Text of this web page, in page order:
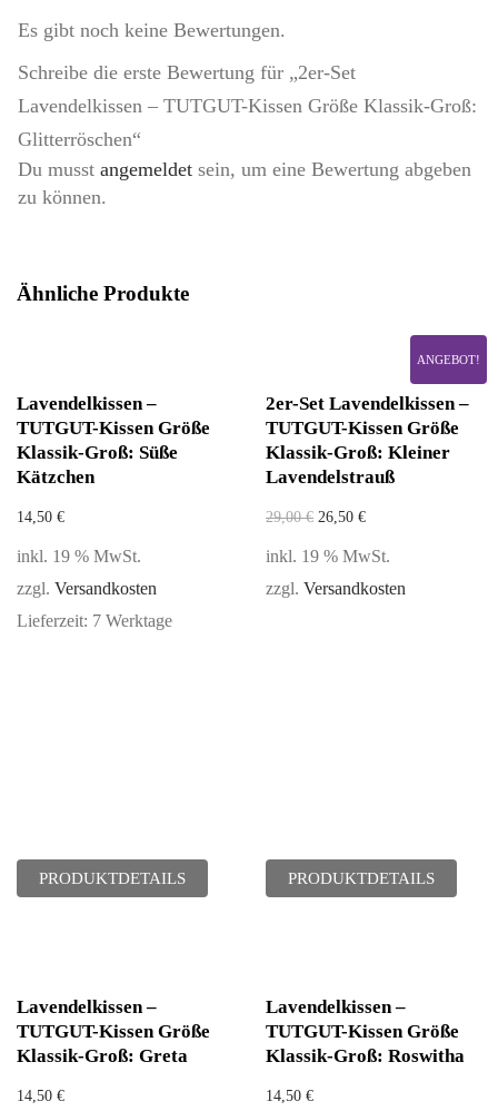
Es gibt noch keine Bewertungen.
Schreibe die erste Bewertung für „2er-Set
Lavendelkissen – TUTGUT-Kissen Größe Klassik-Groß:
Glitterröschen“
Du musst angemeldet sein, um eine Bewertung abgeben
zu können.
Ähnliche Produkte
Lavendelkissen –
TUTGUT-Kissen Größe
Klassik-Groß: Süße
Kätzchen
14,50 €
inkl. 19 % MwSt.
zzgl. Versandkosten
Lieferzeit: 7 Werktage
PRODUKTDETAILS
ANGEBOT!
2er-Set Lavendelkissen –
TUTGUT-Kissen Größe
Klassik-Groß: Kleiner
Lavendelstrauß
29,00€ 26,50 €
inkl. 19 % MwSt.
zzgl. Versandkosten
PRODUKTDETAILS
Lavendelkissen –
TUTGUT-Kissen Größe
Klassik-Groß: Greta
14,50 €
Lavendelkissen –
TUTGUT-Kissen Größe
Klassik-Groß: Roswitha
14,50 €